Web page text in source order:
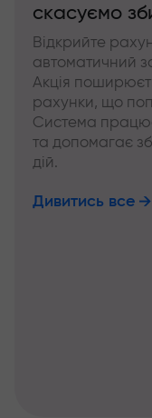
скасуємо
Відкрийте
автоматичний
Акція
рахунки, що
Система
та допомагає
дій.
Дивитись все